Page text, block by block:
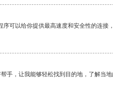
序可以给你提供最高速度和安全性的连接
手，让我能够轻松找到目的地，了解当地